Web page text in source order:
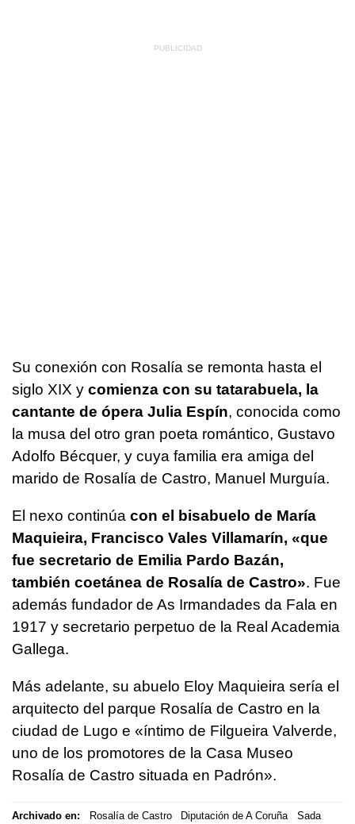
Su conexión con Rosalía se remonta hasta el
siglo XIX y comienza con su tatarabuela, la
cantante de ópera Julia Espín, conocida como
la musa del otro gran poeta romántico, Gustavo
Adolfo Bécquer, y cuya familia era amiga del
marido de Rosalía de Castro, Manuel Murguía.
El nexo continúa con el bisabuelo de María
Maquieira, Francisco Vales Villamarín, «que
fue secretario de Emilia Pardo Bazán,
también coetánea de Rosalía de Castro». Fue
además fundador de As Irmandades da Fala en
1917 y secretario perpetuo de la Real Academia
Gallega.
Más adelante, su abuelo Eloy Maquieira sería el
arquitecto del parque Rosalía de Castro en la
ciudad de Lugo e «íntimo de Filgueira Valverde,
uno de los promotores de la Casa Museo
Rosalía de Castro situada en Padrón».
Archivado en: Rosalía de Castro Diputación de A Coruña
Sada